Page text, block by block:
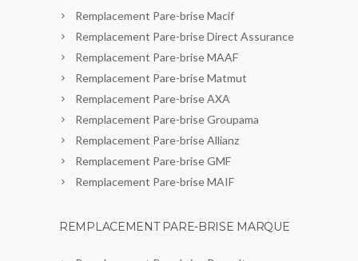
Remplacement Pare-brise Macif
Remplacement Pare-brise Direct Assurance
Remplacement Pare-brise MAAF
Remplacement Pare-brise Matmut
Remplacement Pare-brise AXA
Remplacement Pare-brise Groupama
Remplacement Pare-brise Allianz
Remplacement Pare-brise GMF
Remplacement Pare-brise MAIF
REMPLACEMENT PARE-BRISE MARQUE